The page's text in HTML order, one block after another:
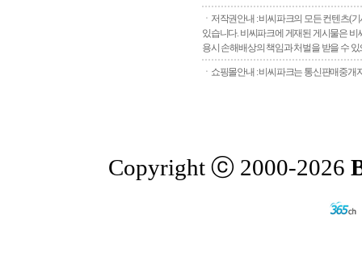
ㆍ저작권안내 : 비씨파크의 모든 컨텐츠(
있습니다. 비씨파크에 게재된 게시물은
용시 손해배상의 책임과 처벌을 받을 수
ㆍ쇼핑몰안내 : 비씨파크는 통신판매중개
Copyright ⓒ 2000-2026